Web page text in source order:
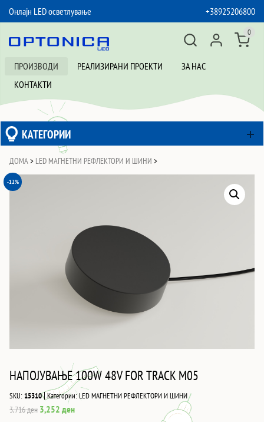
Онлајн LED осветлување
+38925206800
ПРОИЗВОДИ РЕАЛИЗИРАНИ ПРОЕКТИ
ЗА НАС
КОНТАКТИ
0
КАТЕГОРИИ
ДОМА > LED МАГНЕТНИ РЕФЛЕКТОРИ И ШИНИ >
-12%
НАПОЈУВАЊЕ 100W 48V FOR TRACK M05
SKU:15310|Категории:LED МАГНЕТНИ РЕФЛЕКТОРИ И ШИНИ
3,716ден Original
3,252 денCurrent